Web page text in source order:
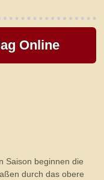
Online
Saison beginnen die
durch das obere